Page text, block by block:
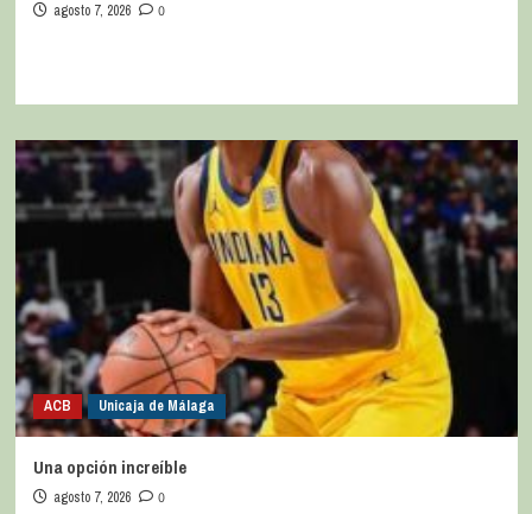
agosto 7, 2026 0
ACB Unicaja de Málaga
Una opción increíble
agosto 7, 2026 0